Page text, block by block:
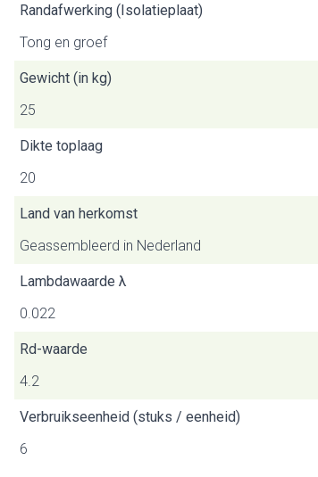
Randafwerking (Isolatieplaat)
Tong en groef
Gewicht (in kg)
25
Dikte toplaag
20
Land van herkomst
Geassembleerd in Nederland
Lambdawaarde λ
0.022
Rd-waarde
4.2
Verbruikseenheid (stuks / eenheid)
6